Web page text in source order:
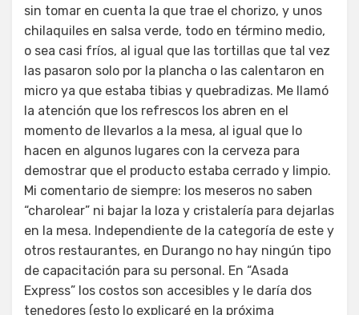
sin tomar en cuenta la que trae el chorizo, y unos
chilaquiles en salsa verde, todo en término medio,
o sea casi fríos, al igual que las tortillas que tal vez
las pasaron solo por la plancha o las calentaron en
micro ya que estaba tibias y quebradizas. Me llamó
la atención que los refrescos los abren en el
momento de llevarlos a la mesa, al igual que lo
hacen en algunos lugares con la cerveza para
demostrar que el producto estaba cerrado y limpio.
Mi comentario de siempre: los meseros no saben
“charolear” ni bajar la loza y cristalería para dejarlas
en la mesa. Independiente de la categoría de este y
otros restaurantes, en Durango no hay ningún tipo
de capacitación para su personal. En “Asada
Express” los costos son accesibles y le daría dos
tenedores (esto lo explicaré en la próxima